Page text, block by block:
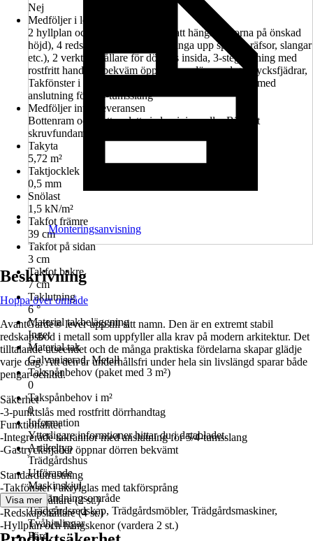
Nej
Medföljer i leveransen
2 hyllplan och 2 hängskenor (för att hänga hyllorna på önskad
höjd), 4 redskapshållare (för att hänga upp spadar, räfsor, slangar
etc.), 2 verktygshållare för dörrens insida, 3-stegslåsning med
rostfritt handtag, bekväm öppning av dörr med gastrycksfjädrar,
Takfönster i akrylglas med takförsprång, hängränna med
anslutning för 5/4-tumsslang
Medföljer inte i leveransen
Bottenram och bottenplatta i aluminium eller Biohort
skruvfundament finns tillgängliga som tillbehör.
Takyta
5,72 m²
Taktjocklek
0,5 mm
Snölast
1,5 kN/m²
Takfot främre
39 cm
Takfot på sidan
3 cm
Takfot bakre
7 cm
Taklutning
6 °
Material takbeläggning
Inget
Material tak
Galvaniserad, Metall
Takspånbehov (paket med 3 m²)
0
Takspånbehov i m²
0
Information
Ytterligare informtioner hittar du i databladet.
Artikeltyp
Trädgårdshus
Utförande
Maskinskjul
Användningsområde
Trädgårdsredskap, Trädgårdsmöbler, Trädgårdsmaskiner,
Tvåhjulingar
Färg
Monteringsanvisning
Beskrivning
Hoppa över område
AvantGarde® lever upp till sitt namn. Den är en extremt stabil
redskapsbod i metall som uppfyller alla krav på modern arkitektur. Det
tilltalande utseendet och de många praktiska fördelarna skapar glädje
varje dag. Att den är underhållsfri under hela sin livslängd sparar både
pengar och tid.
Säkerhet
-3-punktslås med rostfritt dörrhandtag
Funktionalitet
-Integrerade takrännor med anslutning för 5/4-tumsslang
-Gastrycksfjäder öppnar dörren bekvämt
Standardutrustning
-Takfönster i akrylglas med takförsprång
-Verktygshållare (2 st.)
-Redskapshållare (4 st.)
-Hyllplan och hängskenor (vardera 2 st.)
Visa mer